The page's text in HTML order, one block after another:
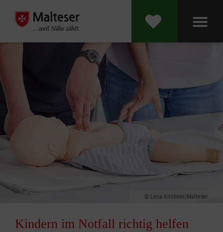
Lena Kirchner/Malteser
Kindern im Notfall richtig helfen